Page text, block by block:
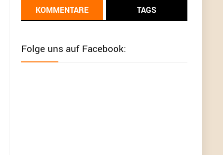
Günni 9/1/2022
meisten Deals sind Tagespreise!
KOMMENTARE TAGS
Folge uns auf Facebook: